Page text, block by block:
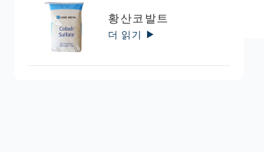
황산코발트
더 읽기